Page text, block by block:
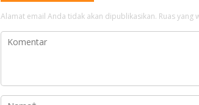
Alamat email Anda tidak akan dipublikasikan. Ruas yang